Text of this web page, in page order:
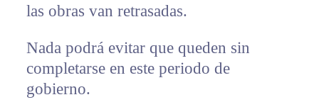
las obras van retrasadas.
Nada podrá evitar que queden sin
completarse en este periodo de
gobierno.